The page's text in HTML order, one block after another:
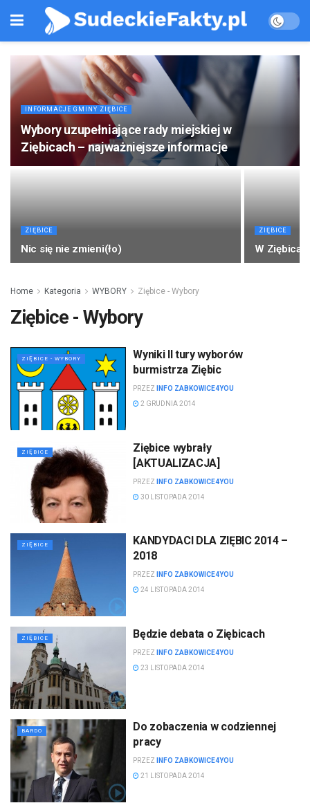
INFORMACJE GMINY ZIĘBICE
Wybory uzupełniające rady miejskiej w
Ziębicach – najważniejsze informacje
ZIĘBICE
Nic się nie zmieni(ło)
ZIĘBICE
W
Home Kategoria WYBORY Ziębice - Wybory
Ziębice - Wybory
ZIĘBICE - WYBORY
Wyniki II tury wyborów
burmistrza Ziębic
PRZEZ
INFO ZABKOWICE4YOU
2 GRUDNIA 2014
ZIĘBICE
Ziębice wybrały
[AKTUALIZACJA]
PRZEZ
INFO ZABKOWICE4YOU
30 LISTOPADA 2014
ZIĘBICE
KANDYDACI DLA ZIĘBIC 2014 –
2018
PRZEZ
INFO ZABKOWICE4YOU
24 LISTOPADA 2014
ZIĘBICE Będzie debata o Ziębicach
PRZEZ
INFO ZABKOWICE4YOU
23 LISTOPADA 2014
BARDO
Do zobaczenia w codziennej
pracy
PRZEZ
INFO ZABKOWICE4YOU
21 LISTOPADA 2014